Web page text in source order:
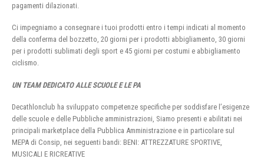
pagamenti dilazionati.
Ci impegniamo a consegnare i tuoi prodotti entro i tempi indicati al momento
della conferma del bozzetto, 20 giorni per i prodotti abbigliamento, 30 giorni
per i prodotti sublimati degli sport e 45 giorni per costumi e abbigliamento
ciclismo.
UN TEAM DEDICATO ALLE SCUOLE E LE PA
Decathlonclub ha sviluppato competenze specifiche per soddisfare l’esigenze
delle scuole e delle Pubbliche amministrazioni, Siamo presenti e abilitati nei
principali marketplace della Pubblica Amministrazione e in particolare sul
MEPA di Consip, nei seguenti bandi: BENI: ATTREZZATURE SPORTIVE,
MUSICALI E RICREATIVE